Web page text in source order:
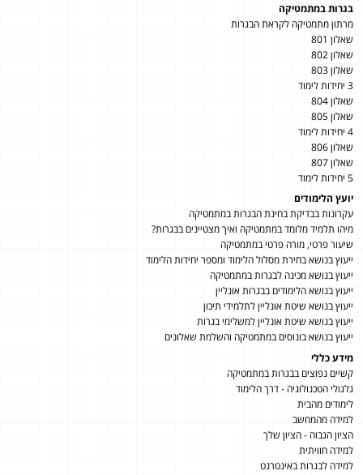
בגרות במתמטיקה
מרתון מתמטיקה לקראת הבגרות
שאלון 801
שאלון 802
שאלון 803
3 יחידות לימוד
שאלון 804
שאלון 805
4 יחידות לימוד
שאלון 806
שאלון 807
5 יחידות לימוד
יועץ הלימודים
עקרונות בבדיקת בחינת הבגרות במתמטיקה
מיהו תלמיד מלומד במתמטיקה ואיך מצטיינים בבגרות?
שיעור פרטי, מורה פרטי במתמטיקה
ייעוץ בנושא בחירת מסלול הלימוד ומספר יחידות הלימוד
ייעוץ בנושא מכינה לבגרות במתמטיקה
ייעוץ בנושא הלימודים בבגרות אונליין
ייעוץ בנושא שיטת אונליין לתלמידי תיכון
ייעוץ בנושא שיטת אונליין למשלימי בגרות
ייעוץ בנושא בונוסים במתמטיקה והשלמת שאלונים
מידע כללי
קשיים נפוצים בבגרות במתמטיקה
גלגולי הטכנולוגיה - דרך הלימוד
לימודים מהבית
למידה מהמחשב
הציון הגבוה - הציון שלך
למידה חוויתית
למידה לבגרות באינטרנט